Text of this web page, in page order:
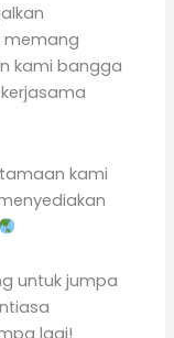
memang
kami bangga
kami
untuk jumpa